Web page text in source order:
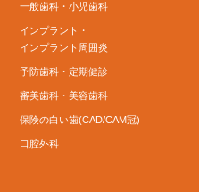
一般歯科・小児歯科
インプラント・
インプラント周囲炎
予防歯科・定期健診
審美歯科・美容歯科
保険の白い歯(CAD/CAM冠)
口腔外科